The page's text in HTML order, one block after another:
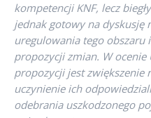
kompetencji KNF, lecz
jednak gotowy na dyskusję
uregulowania tego obszaru
propozycji zmian. W ocenie
propozycji jest zwiększenie
uczynienie ich
odebrania uszkodzonego